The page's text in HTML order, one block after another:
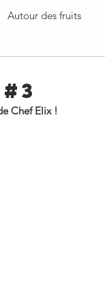
Autour des fruits
Chef Elix !